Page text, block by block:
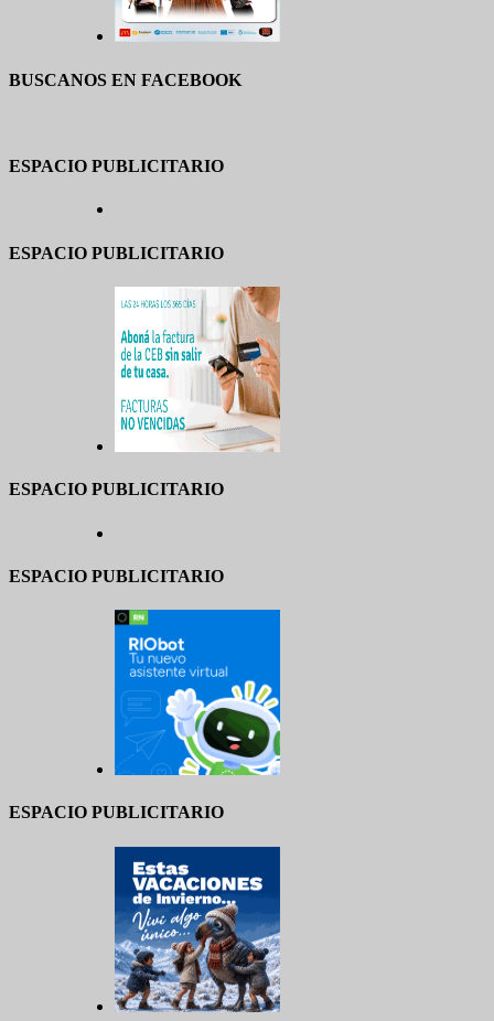
BUSCANOS EN FACEBOOK
ESPACIO PUBLICITARIO
ESPACIO PUBLICITARIO
ESPACIO PUBLICITARIO
ESPACIO PUBLICITARIO
ESPACIO PUBLICITARIO